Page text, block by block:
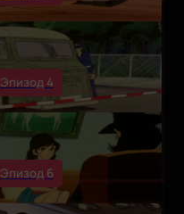
Эпизод 4
Эпизод 6